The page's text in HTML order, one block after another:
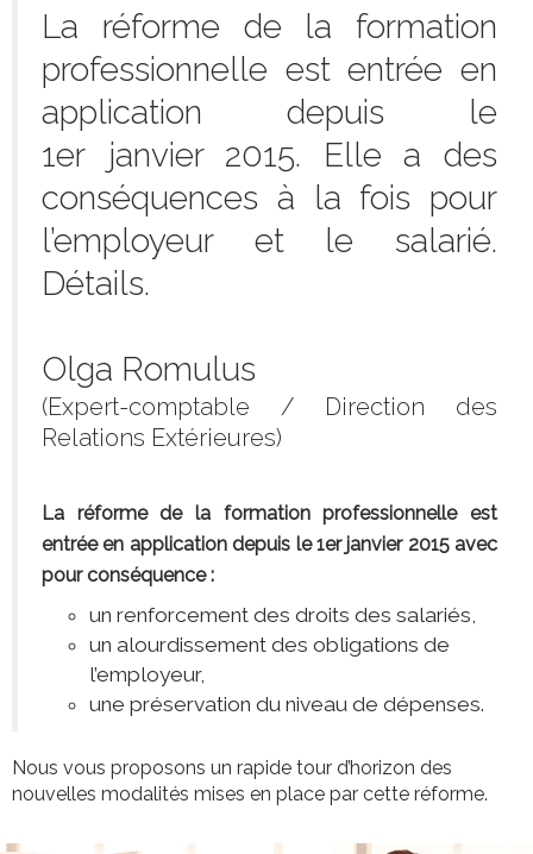
La réforme de la formation
professionnelle est entrée en
application depuis le
1er janvier 2015. Elle a des
conséquences à la fois pour
l’employeur et le salarié.
Détails.
Olga Romulus
(Expert-comptable / Direction des
Relations Extérieures)
La réforme de la formation professionnelle est
entrée en application depuis le 1er janvier 2015 avec
pour conséquence :
un renforcement des droits des salariés,
un alourdissement des obligations de
l’employeur,
une préservation du niveau de dépenses.
Nous vous proposons un rapide tour d’horizon des
nouvelles modalités mises en place par cette réforme.